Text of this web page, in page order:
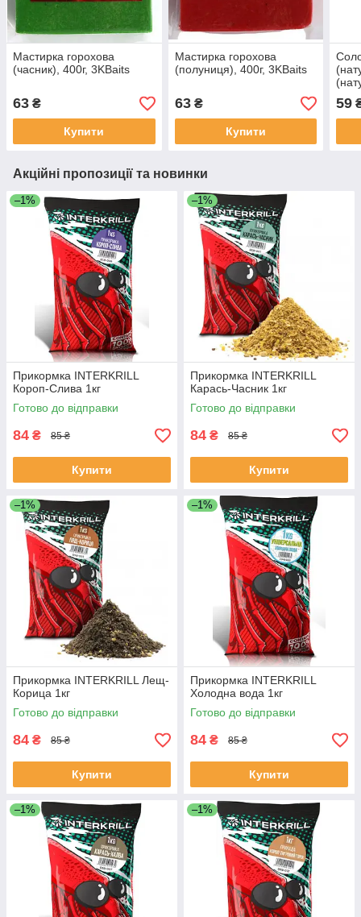
Мастирка горохова
(часник), 400г, 3KBaits
63 ₴
Купити
Мастирка горохова
(полуниця), 400г, 3KBaits
63₴
Купити
59
Акційні пропозиції та новинки
–1%
Прикормка INTERKRILL
Короп-Слива 1кг
Готово до відправки
84 ₴ 85 ₴
Купити
–1%
Прикормка INTERKRILL
Карась-Часник 1кг
Готово до відправки
84 ₴ 85 ₴
Купити
–1%
Прикормка INTERKRILL Лещ-
Корица 1кг
Готово до відправки
84 ₴ 85 ₴
Купити
–1%
Прикормка INTERKRILL
Холодна вода 1кг
Готово до відправки
84 ₴ 85 ₴
Купити
–1% –1%